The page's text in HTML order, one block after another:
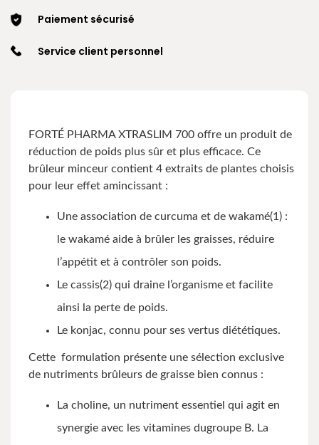
Paiement sécurisé
Service client personnel
FORTÉ PHARMA XTRASLIM 700 offre un produit de
réduction de poids plus sûr et plus efficace. Ce
brûleur minceur contient 4 extraits de plantes choisis
pour leur effet amincissant :
Une association de curcuma et de wakamé(1) :
le wakamé aide à brûler les graisses, réduire
l’appétit et à contrôler son poids.
Le cassis(2) qui draine l’organisme et facilite
ainsi la perte de poids.
Le konjac, connu pour ses vertus diététiques.
Cette formulation présente une sélection exclusive
de nutriments brûleurs de graisse bien connus :
La choline, un nutriment essentiel qui agit en
synergie avec les vitamines dugroupe B. La